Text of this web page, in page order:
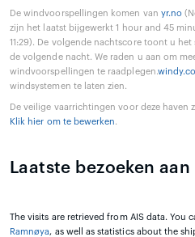
De windvoorspellingen komen van yr.no
zijn het laatst bijgewerkt 1 hour and 45
11:29). De volgende nachtscore toont u
de volgende nacht. We raden u aan om
windvoorspellingen te raadplegen.
windsystemen te laten zien.
De veilige vaarrichtingen voor deze haven
Klik hier om te bewerken.
Laatste bezoeken
The visits are retrieved from AIS data. You
Ramnøya, as well as statistics about the